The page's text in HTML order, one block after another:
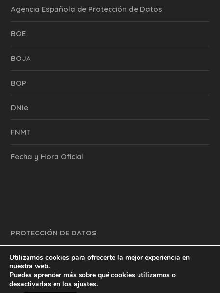
Agencia Española de Protección de Datos
BOE
BOJA
BOP
DNIe
FNMT
Fecha y Hora Oficial
PROTECCIÓN DE DATOS
inventtatte es Marketing Online Sevilla
Utilizamos cookies para ofrecerte la mejor experiencia en
nuestra web.
Puedes aprender más sobre qué cookies utilizamos o
desactivarlas en los ajustes.
English